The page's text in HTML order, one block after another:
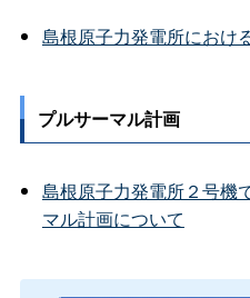
島根原子力発電所におけ
プルサーマル計画
島根原子力発電所２号機
マル計画について